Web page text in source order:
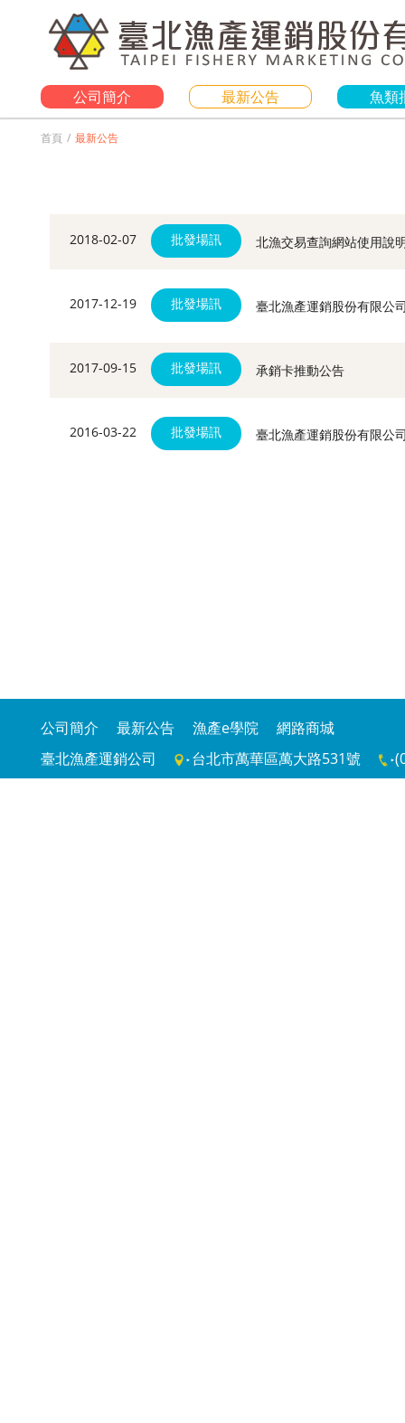
公司簡介 最新公告 魚類
首頁 最新公告
2018-02-07 批發場訊 北漁交易查詢網站使用說
2017-12-19 批發場訊 臺北漁產運銷股份有限公
2017-09-15 批發場訊 承銷卡推動公告
2016-03-22 批發場訊 臺北漁產運銷股份有限公
公司簡介 最新公告 漁產e學院
網路商城
臺北漁產運銷公司
台北市萬華區萬大路531號